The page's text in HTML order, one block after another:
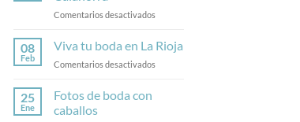
Comentarios desactivados
08
Feb
Viva tu boda en La Rioja
Comentarios desactivados
25
Ene
Fotos de boda con
caballos